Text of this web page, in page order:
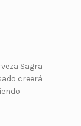
Sagra
creerá